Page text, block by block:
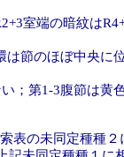
室端の暗紋は
は節のほぼ中央に
第1-3腹節は黄
表の未同定種種